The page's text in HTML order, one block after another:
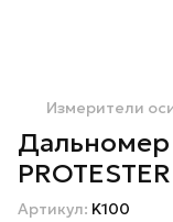
Измерители
Артикул: K100